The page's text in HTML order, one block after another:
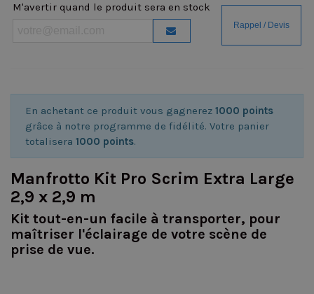
M'avertir quand le produit sera en stock
En achetant ce produit vous gagnerez 1000 points
grâce à notre programme de fidélité. Votre panier
totalisera 1000 points.
Manfrotto Kit Pro Scrim Extra Large
2,9 x 2,9 m
Kit tout-en-un facile à transporter, pour
maîtriser l'éclairage de votre scène de
prise de vue.